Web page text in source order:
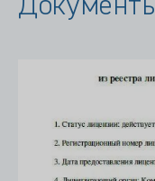
Документы